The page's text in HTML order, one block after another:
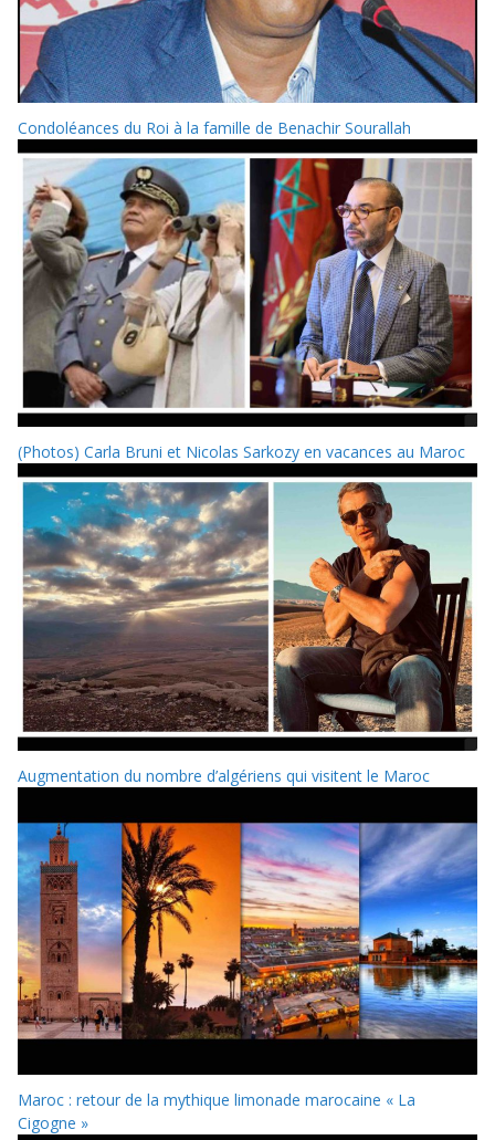
Condoléances du Roi à la famille de Benachir Sourallah
(Photos) Carla Bruni et Nicolas Sarkozy en vacances au Maroc
Augmentation du nombre d’algériens qui visitent le Maroc
Maroc : retour de la mythique limonade marocaine « La
Cigogne »